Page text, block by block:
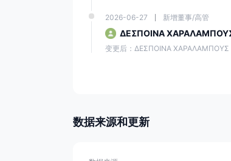
高汇是一家在线外汇经纪公司，为客户提
括asic、cysec、fsc和fsa。
GO Markets Pty Ltd- 经asic（澳大利亚
高汇杠杆作用
2026-06-27 新增董事/高管
ΔΕΣΠΟΙΝΑ
变更后：ΔΕΣΠΟΙΝΑ ΧΑΡΑΛΑΜΠΟΥΣ |
数据来源和更新